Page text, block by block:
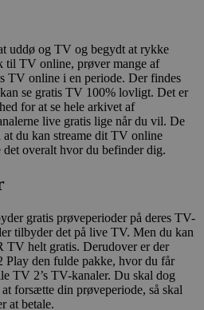
uddø og TV og begydt at rykke
til TV online, prøver mange af
TV online i en periode. Der findes
se gratis TV 100% lovligt. Det er
for at se hele arkivet af
live gratis lige når du vil. De
du kan streame dit TV online
det overalt hvor du befinder dig.
gratis prøveperioder på deres TV-
tilbyder det på live TV. Men du kan
helt gratis. Derudover er der
den fulde pakke, hvor du får
TV 2’s TV-kanaler. Du skal dog
forsætte din prøveperiode, så skal
at betale.